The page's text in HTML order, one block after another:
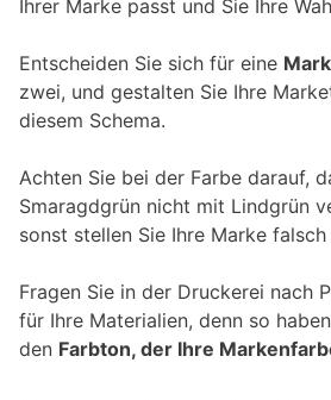
Ihrer Marke passt und Sie Ihre
Entscheiden Sie sich für eine
zwei, und gestalten Sie Ihre
diesem Schema.
Achten Sie bei der Farbe darauf,
Smaragdgrün nicht mit Lindgrün
sonst stellen Sie Ihre Marke falsch
Fragen Sie in der Druckerei nach
für Ihre Materialien, denn so
den Farbton, der Ihre